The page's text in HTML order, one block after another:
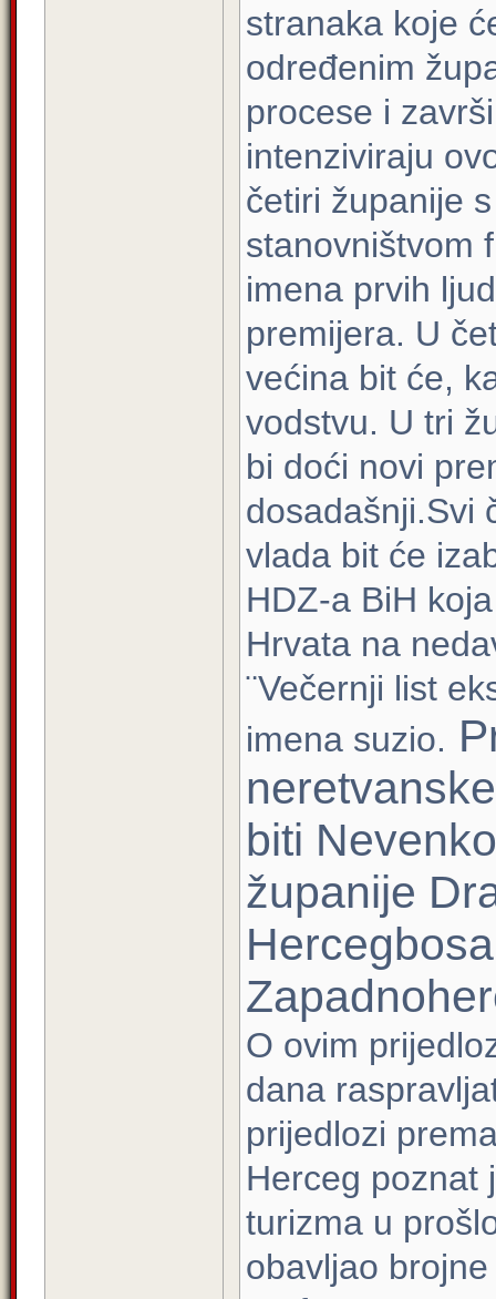
stranaka koje
određenim
procese i
intenziviraju
četiri županije
stanovništvom
imena prvih
premijera. U
većina bit će,
vodstvu. U tri
bi doći novi
dosadašnji.Svi
vlada bit će
HDZ-a BiH
Hrvata na
¨Večernji list
imena suzio.
biti
županije
O ovim
dana
prijedlozi
Herceg poznat
turizma u
obavljao